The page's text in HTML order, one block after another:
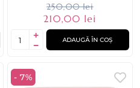
250,00 lei
210,00 lei
ADAUGĂ ÎN COȘ
- 7%